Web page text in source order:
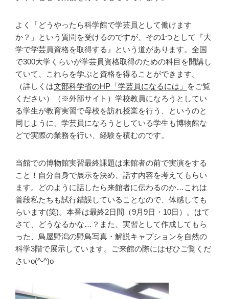
よく「どうやったら科学館で学芸員として働けます
か？」という質問を受けるのですが、その1つとして『大
学で学芸員資格を取得する』という道があります。全国
で300大学くらいが学芸員資格取得のための科目を開講し
ていて、これらを学ぶと資格を得ることができます。
（詳しくは文部科学省のHP「学芸員になるには」
をご覧
ください）（※外部サイト）学校教員になろうとしてい
る学生が教育実習で母校を訪れ授業を行う、というのと
同じように、学芸員になろうとしている学生も博物館な
どで実際の業務を行い、経験を積むのです。
当館での博物館実習最終課題は来館者の前で実演をする
こと！自分自身で展示を決め、話す内容を考えてもらい
ます。どのように話したら来館者に伝わるのか…これは
普段私たちも試行錯誤していることなので、体感しても
らいます(笑)。本番は最終2日間（9月9日・10日）。はて
さて、どうなるかな…？また、実習として作成してもら
った、鳥屋野潟の野鳥写真・解説キャプションを自然の
科学3階で展示しています。ご来館の際にはぜひご覧くだ
さいo(^-^)o